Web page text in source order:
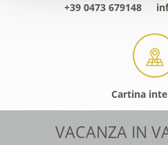
+39 0473 679148
Cartina
VACANZA IN